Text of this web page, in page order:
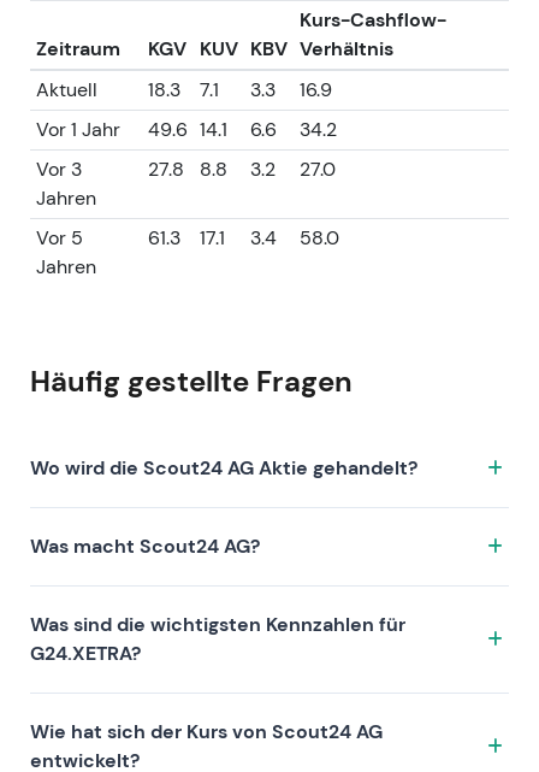
Zeitraum KGV KUV KBV
Kurs-Cashflow-
Verhältnis
Aktuell
18.3 7.1 3.3
16.9
Vor 1 Jahr
49.6 14.1 6.6
34.2
Vor 3
Jahren
27.8 8.8 3.2 27.0
Vor 5
Jahren
61.3 17.1 3.4 58.0
Häufig gestellte Fragen
Wo wird die Scout24 AG Aktie gehandelt?
G24.XETRA an der Börse XETRA gehandelt. ISIN:
DE000A12DM80.
Was macht Scout24 AG?
folgende Investment-These auszeichnet:
Was sind die wichtigsten Kennzahlen für
G24.XETRA?
Bewertung (KGV 18.7, KUV 6.9, KBV 3.4), die
Wie hat sich der Kurs von Scout24 AG
entwickelt?